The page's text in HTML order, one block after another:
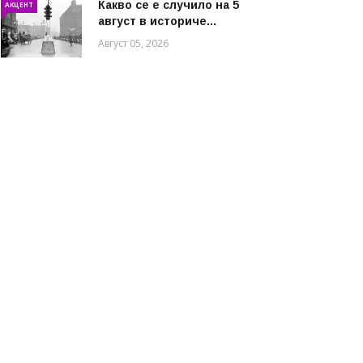
АКЦЕНТ
Какво се е случило на 5
август в историче...
Август 05, 2026